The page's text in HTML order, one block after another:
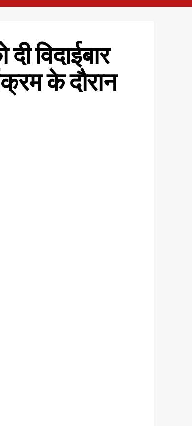
विदाईबार
के दौरान